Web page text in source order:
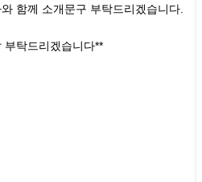
함께 소개문구 부탁드리겠습니다.
부탁드리겠습니다**